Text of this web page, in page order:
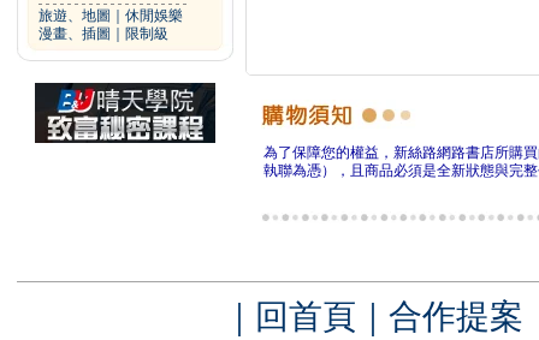
旅遊、地圖
休閒娛樂
漫畫、插圖
限制級
為了保障您的權益，新絲路網路書店所購
執聯為憑），且商品必須是全新狀態與完
｜ 回首頁 ｜ 合作提案